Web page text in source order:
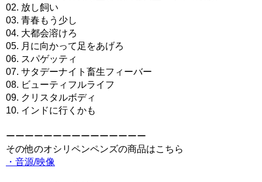
02. 放し飼い
03. 青春もう少し
04. 大都会溶けろ
05. 月に向かって足をあげろ
06. スパゲッティ
07. サタデーナイト畜生フィーバー
08. ビューティフルライフ
09. クリスタルボディ
10. インドに行くかも
ーーーーーーーーーーーーーーー
その他のオシリペンペンズの商品はこちら
・音源/映像